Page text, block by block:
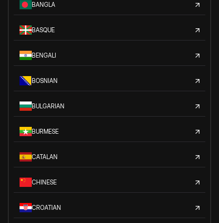
BANGLA
BASQUE
BENGALI
BOSNIAN
BULGARIAN
BURMESE
CATALAN
CHINESE
CROATIAN